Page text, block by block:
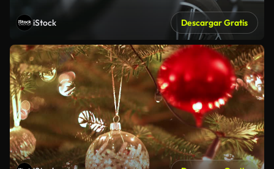
iStock Descargar Gratis